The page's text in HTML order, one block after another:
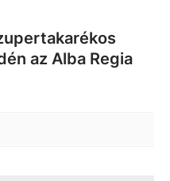
az Alba Regia